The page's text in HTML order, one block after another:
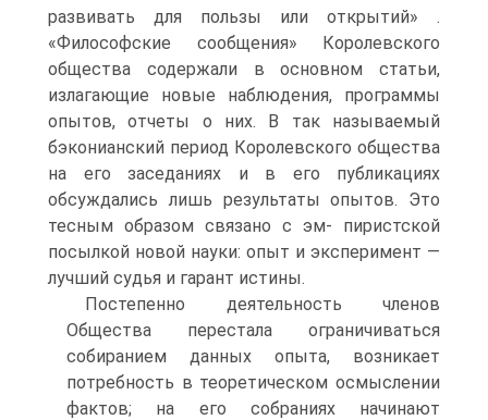
развивать для пользы или открытий» .
«Философские сообщения» Королевского
общества содержали в основном статьи,
излагающие новые наблюдения, программы
опытов, отчеты о них. В так называемый
бэконианский период Королевского общества
на его заседаниях и в его публикациях
обсуждались лишь результаты опытов. Это
тесным образом связано с эм- пиристской
посылкой новой науки: опыт и эксперимент —
лучший судья и гарант истины.
Постепенно деятельность членов
Общества перестала ограничиваться
собиранием данных опыта, возникает
потребность в теоретическом осмыслении
фактов; на его собраниях начинают